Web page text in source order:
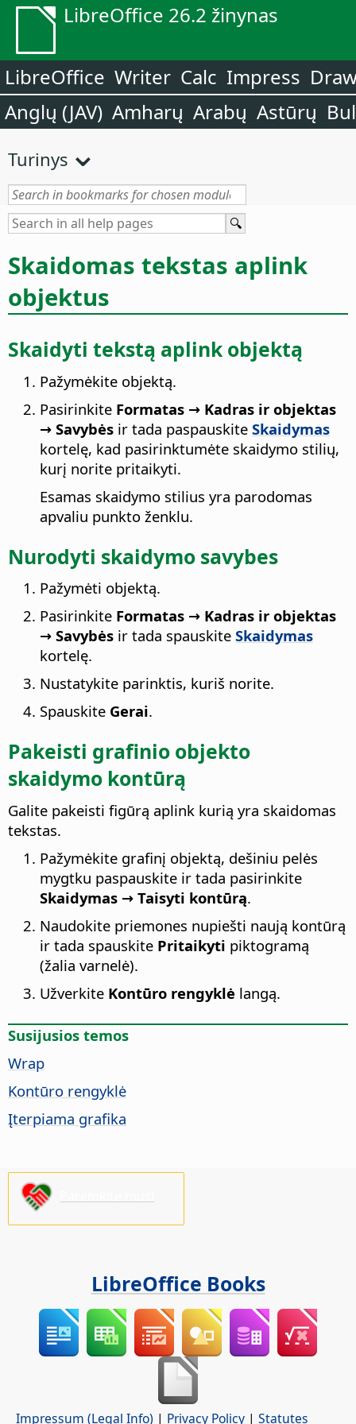
LibreOffice 26.2 žinynas
LibreOffice Writer Calc Impress
Anglų (JAV) Amharų Arabų Astūrų
Turinys
Skaidomas tekstas aplink
objektus
Skaidyti tekstą aplink objektą
Pažymėkite objektą.
Pasirinkite Formatas → Kadras ir objektas
→ Savybės ir tada paspauskite Skaidymas
kortelę, kad pasirinktumėte skaidymo stilių,
kurį norite pritaikyti.
Esamas skaidymo stilius yra parodomas
apvaliu punkto ženklu.
Nurodyti skaidymo savybes
Pažymėti objektą.
Pasirinkite Formatas → Kadras ir objektas
→ Savybės ir tada spauskite Skaidymas
kortelę.
Nustatykite parinktis, kuriš norite.
Spauskite Gerai.
Pakeisti grafinio objekto
skaidymo kontūrą
Galite pakeisti figūrą aplink kurią yra skaidomas
tekstas.
Pažymėkite grafinį objektą, dešiniu pelės
mygtku paspauskite ir tada pasirinkite
Skaidymas → Taisyti kontūrą.
Naudokite priemones nupiešti naują kontūrą
ir tada spauskite Pritaikyti piktogramą
(žalia varnelė).
Užverkite Kontūro rengyklė langą.
Susijusios temos
Wrap
Kontūro rengyklė
Įterpiama grafika
LibreOffice Books
Impressum (Legal Info) | Privacy Policy | Statutes